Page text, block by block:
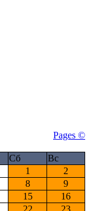
Pages ©
Сб
Вс
1
2
8
9
15
16
22 23